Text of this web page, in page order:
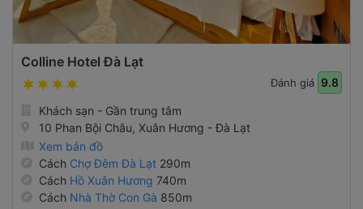
Colline Hotel Đà Lạt
Đánh giá 9.8
Khách sạn - Gần trung tâm
10 Phan Bội Châu, Xuân Hương - Đà Lạt
Xem bản đồ
Cách Chợ Đêm Đà Lạt 290m
Cách Hồ Xuân Hương 740m
Cách Nhà Thờ Con Gà 850m